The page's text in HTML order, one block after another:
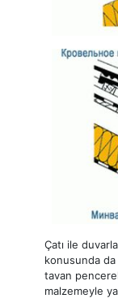
Çatı ile
konusunda da
tavan
malzemeyle